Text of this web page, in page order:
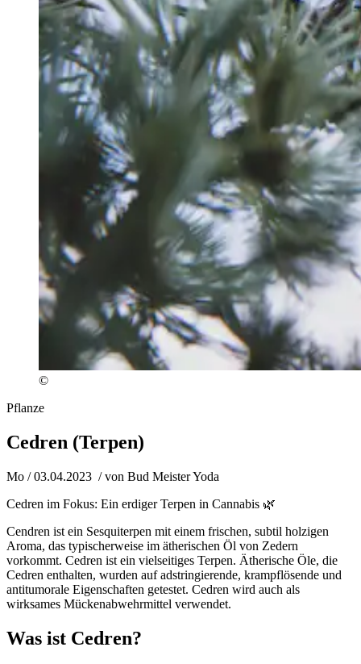
©
Pflanze
Cedren (Terpen)
Mo / 03.04.2023 / von Bud Meister Yoda
Cedren im Fokus: Ein erdiger Terpen in Cannabis 🌿
Cendren ist ein Sesquiterpen mit einem frischen, subtil holzigen
Aroma, das typischerweise im ätherischen Öl von Zedern
vorkommt. Cedren ist ein vielseitiges Terpen. Ätherische Öle, die
Cedren enthalten, wurden auf adstringierende, krampflösende und
antitumorale Eigenschaften getestet. Cedren wird auch als
wirksames Mückenabwehrmittel verwendet.
Was ist Cedren?